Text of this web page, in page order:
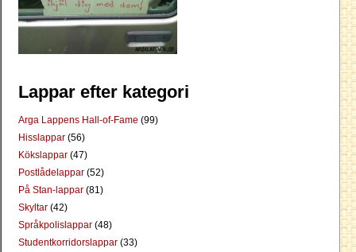
Lappar efter kategori
Arga Lappens Hall-of-Fame (99)
Hisslappar (56)
Kökslappar (47)
Postlådelappar (52)
På Stan-lappar (81)
Skyltar (42)
Språkpolislappar (48)
Studentkorridorslappar (33)